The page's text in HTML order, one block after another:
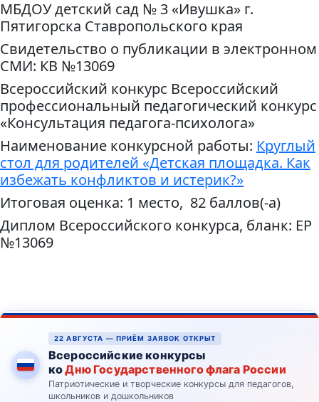
МБДОУ детский сад № 3 «Ивушка» г.
Пятигорска Ставропольского края
Свидетельство о публикации в электронном
СМИ: КВ №13069
Всероссийский конкурс Всероссийский
профессиональный педагогический конкурс
«Консультация педагога-психолога»
Наименование конкурсной работы: Круглый
стол для родителей «Детская площадка. Как
избежать конфликтов и истерик?»
Итоговая оценка: 1 место, 82 баллов(-а)
Диплом Всероссийского конкурса, бланк: ЕР
№13069
22 АВГУСТА — ПРИЁМ ЗАЯВОК ОТКРЫТ
Всероссийские конкурсы
коДню Государственного флага России
Патриотические и творческие конкурсы для педагогов,
школьников и дошкольников